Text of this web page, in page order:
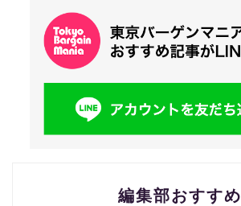
編集部おすすめ